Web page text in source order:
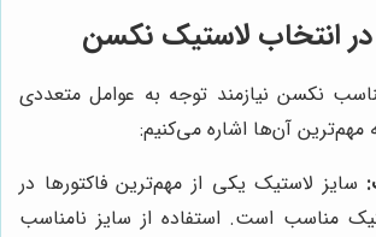
انتخاب لاستیک نکسن
نکسن نیازمند توجه به عوامل متعددی
مهم‌ترین آن‌ها اشاره می‌کنیم:
سایز لاستیک یکی از مهم‌ترین فاکتورها در
مناسب است. استفاده از سایز نامناسب